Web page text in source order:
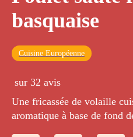
basquaise
Cuisine Européenne
sur 32 avis
Une fricassée de volaille
aromatique à base de fond